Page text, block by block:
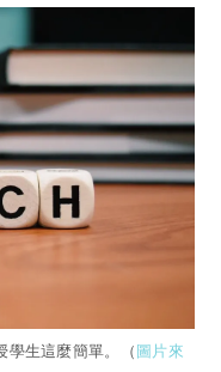
學生這麼簡單。（ 圖片來